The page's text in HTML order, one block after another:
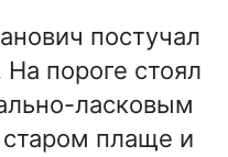
постучал
На пороге стоял
ласковым
плаще и